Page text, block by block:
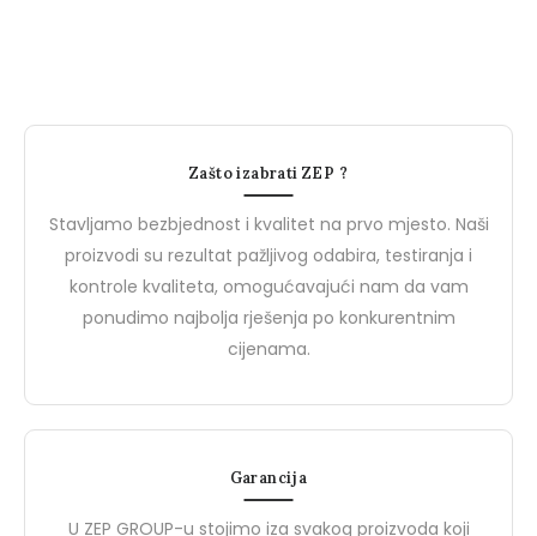
Novosti
Upoznajte BIZZ: Vaš Partner
Safety: Vaš Partner u
Zašto izabrati ZEP ?
Stavljamo bezbjednost i kvalitet na prvo mjesto. Naši
proizvodi su rezultat pažljivog odabira, testiranja i
kontrole kvaliteta, omogućavajući nam da vam
ponudimo najbolja rješenja po konkurentnim
cijenama.
Garancija
U ZEP GROUP-u stojimo iza svakog proizvoda koji